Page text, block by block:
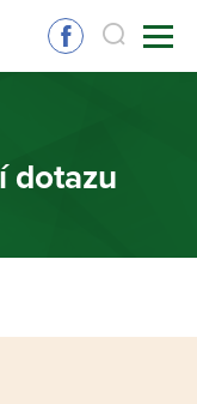
dotazu